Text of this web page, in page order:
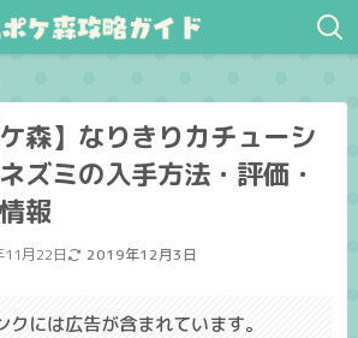
ケ森】なりきりカチューシ
ズミの入手方法・評価・
報
月22日 2019年12月3日
クには広告が含まれています。